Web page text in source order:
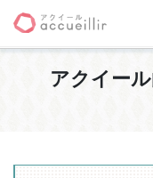
アクイー